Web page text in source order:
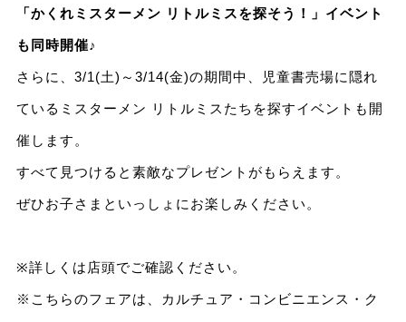
「かくれミスターメン リトルミスを探そう！」イベント
も同時開催♪
さらに、3/1(土)～3/14(金)の期間中、児童書売場に隠れ
ているミスターメン リトルミスたちを探すイベントも開
催します。
すべて見つけると素敵なプレゼントがもらえます。
ぜひお子さまといっしょにお楽しみください。
※詳しくは店頭でご確認ください。
※こちらのフェアは、カルチュア・コンビニエンス・ク